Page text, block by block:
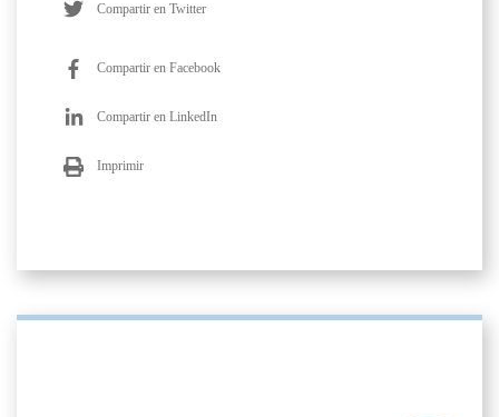
Compartir en Twitter
Compartir en Facebook
Compartir en LinkedIn
Imprimir